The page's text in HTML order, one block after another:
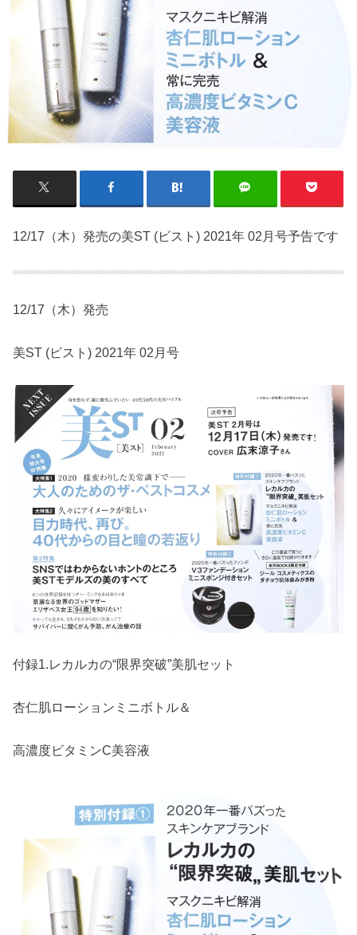
12/17（木）発売の美ST (ビスト) 2021年 02月号予告です
12/17（木）発売
美ST (ビスト) 2021年 02月号
付録1.レカルカの“限界突破”美肌セット
杏仁肌ローションミニボトル＆
高濃度ビタミンC美容液